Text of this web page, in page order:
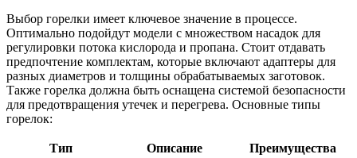
Выбор горелки имеет ключевое значение в процессе.
Оптимально подойдут модели с множеством насадок для
регулировки потока кислорода и пропана. Стоит отдавать
предпочтение комплектам, которые включают адаптеры для
разных диаметров и толщины обрабатываемых заготовок.
Также горелка должна быть оснащена системой безопасности
для предотвращения утечек и перегрева. Основные типы
горелок:
Тип Описание Преимущества